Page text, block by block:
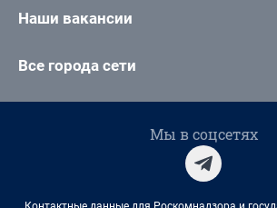
Наши вакансии
Все города сети
Мы в соцсетях